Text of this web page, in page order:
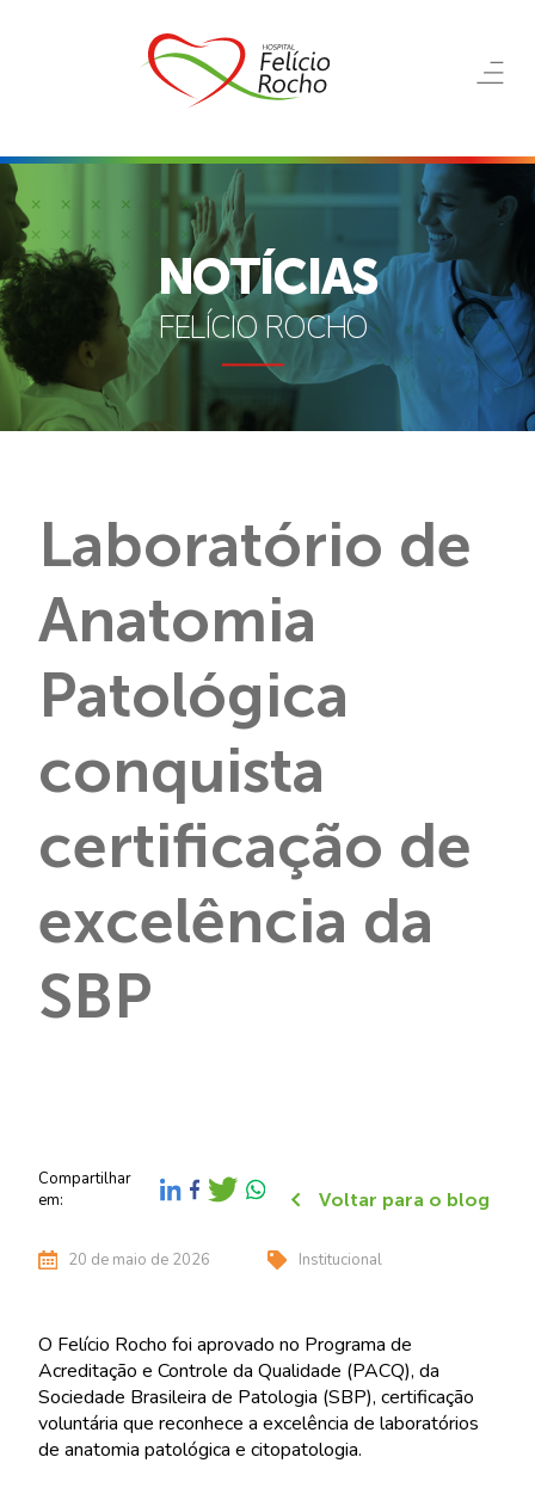
NOTÍCIAS
FELÍCIO ROCHO
Laboratório de
Anatomia
Patológica
conquista
certificação de
excelência da
SBP
Compartilhar
em:
Voltar para o blog
20 de maio de 2026 Institucional
O Felício Rocho foi aprovado no Programa de
Acreditação e Controle da Qualidade (PACQ), da
Sociedade Brasileira de Patologia (SBP), certificação
voluntária que reconhece a excelência de laboratórios
de anatomia patológica e citopatologia.